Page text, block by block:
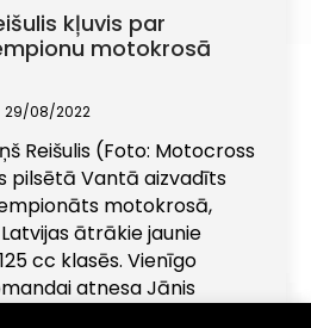
kļuvis par
motokrosā
29/08/2022
Reišulis (Foto: Motocross
pilsētā Vantā aizvadīts
motokrosā,
ātrākie jaunie
cc klasēs. Vienīgo
atnesa Jānis